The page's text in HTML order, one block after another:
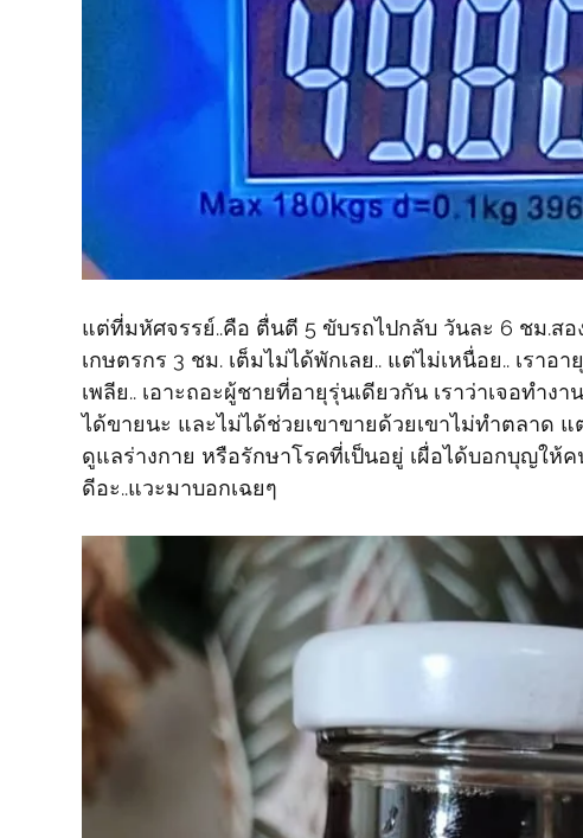
แต่ที่มหัศจรรย์..คือ ตื่นตี 5 ขับรถไปกลับ​ วันละ 6 ชม.​ส
เกษตรกร​ 3 ชม. เต็มไม่ได้พักเลย.. แต่ไม่เหนื่อย.. เรา
เพลีย.. เอาะถอะผู้ชายที่อายุรุ่นเดียวกัน เราว่าเจอทำง
ได้ขายนะ​ และไม่ได้ช่วยเขาขายด้วยเขาไม่ทำตลาด​
ดูแลร่างกาย​ หรือรักษาโรคที่เป็นอยู่​ เผื่อได้บอกบุญให้
ดีอะ..แวะมาบอกเฉยๆ​